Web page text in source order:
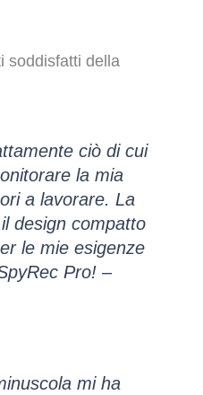
soddisfatti della
ciò di cui
la mia
a lavorare. La
design compatto
le mie esigenze
Pro! –
mi ha